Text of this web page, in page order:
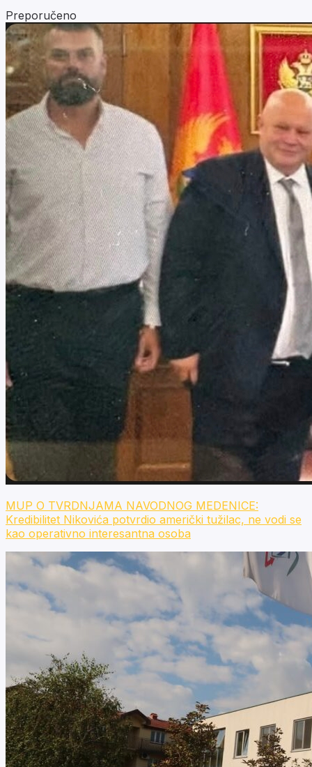
Preporučeno
MUP O TVRDNJAMA NAVODNOG MEDENICE:
Kredibilitet Nikovića potvrdio američki tužilac, ne vodi se
kao operativno interesantna osoba